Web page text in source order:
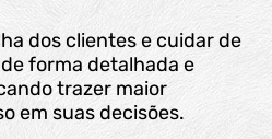
dos clientes e cuidar de
forma detalhada e
trazer maior
em suas decisões.